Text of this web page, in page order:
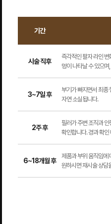
기간
시술 직후
즉각적인 팔자 라인
멍이 나타날 수 있으
3~7일 후
부기가 빠지면서 최종
자연 소실됩니다.
2주 후
필러가 주변 조직과
확인합니다. 경과 확
6~18개월 후
제품과 부위 움직임에
원하시면 재시술 상담